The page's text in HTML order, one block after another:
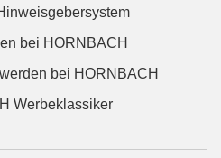
bei HORNBACH
bei HORNBACH
Werbeklassiker